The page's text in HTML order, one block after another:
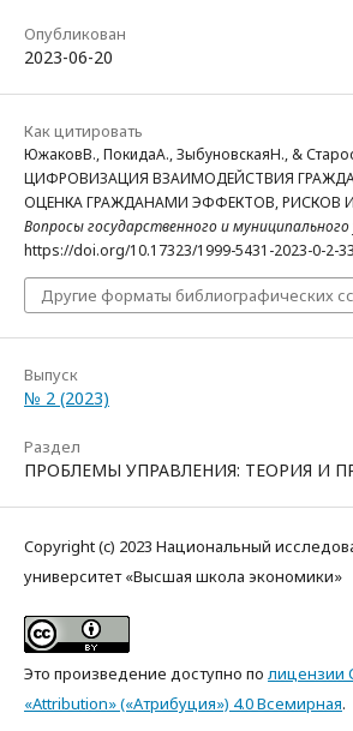
Опубликован
2023-06-20
Как цитировать
ЮжаковВ., ПокидаА., ЗыбуновскаяН., &
ЦИФРОВИЗАЦИЯ ВЗАИМОДЕЙСТВИЯ
ОЦЕНКА ГРАЖДАНАМИ ЭФФЕКТОВ, РИСКОВ И
Вопросы государственного и муниципального
https://doi.org/10.17323/1999-5431-2023-0-2-
Другие форматы библиографических
Выпуск
№ 2 (2023)
Раздел
ПРОБЛЕМЫ УПРАВЛЕНИЯ: ТЕОРИЯ И
Copyright (c) 2023 Национальный
университет «Высшая школа экономики»
Это произведение доступно по лицензии
«Attribution» («Атрибуция») 4.0 Всемирная.